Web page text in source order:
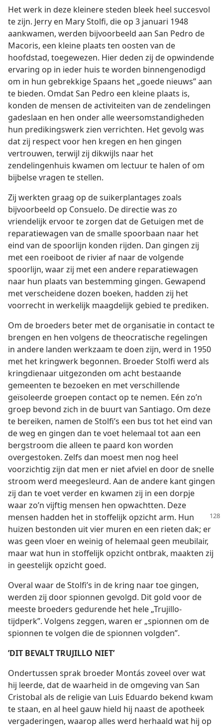
Het werk in deze kleinere steden bleek heel succesvol
te zijn. Jerry en Mary Stolfi, die op 3 januari 1948
aankwamen, werden bijvoorbeeld aan San Pedro de
Macoris, een kleine plaats ten oosten van de
hoofdstad, toegewezen. Hier deden zij de opwindende
ervaring op in ieder huis te worden binnengenodigd
om in hun gebrekkige Spaans het „goede nieuws” aan
te bieden. Omdat San Pedro een kleine plaats is,
konden de mensen de activiteiten van de zendelingen
gadeslaan en hen onder alle weersomstandigheden
hun predikingswerk zien verrichten. Het gevolg was
dat zij respect voor hen kregen en hen gingen
vertrouwen, terwijl zij dikwijls naar het
zendelingenhuis kwamen om lectuur te halen of om
bijbelse vragen te stellen.
Zij werkten graag op de suikerplantages zoals
bijvoorbeeld op Consuelo. De directie was zo
vriendelijk ervoor te zorgen dat de Getuigen met de
reparatiewagen van de smalle spoorbaan naar het
eind van de spoorlijn konden rijden. Dan gingen zij
met een roeiboot de rivier af naar de volgende
spoorlijn, waar zij met een andere reparatiewagen
naar hun plaats van bestemming gingen. Gewapend
met verscheidene dozen boeken, hadden zij het
voorrecht in werkelijk maagdelijk gebied te prediken.
Om de broeders beter met de organisatie in contact te
brengen en hen volgens de theocratische regelingen
in andere landen werkzaam te doen zijn, werd in 1950
met het kringwerk begonnen. Broeder Stolfi werd als
kringdienaar uitgezonden om acht bestaande
gemeenten te bezoeken en met verschillende
geïsoleerde groepen contact op te nemen. Eén zo’n
groep bevond zich in de buurt van Santiago. Om deze
te bereiken, namen de Stolfi’s een bus tot het eind van
de weg en gingen dan te voet helemaal tot aan een
bergstroom die alleen te paard kon worden
overgestoken. Zelfs dan moest men nog heel
voorzichtig zijn dat men er niet afviel en door de snelle
stroom werd meegesleurd. Aan de andere kant gingen
zij dan te voet verder en kwamen zij in een dorpje
waar zo’n vijftig mensen hen opwachtten. Deze
mensen hadden het in stoffelijk opzicht arm. Hun
huizen bestonden uit vier muren en een rieten dak; er
was geen vloer en weinig of helemaal geen meubilair,
maar wat hun in stoffelijk opzicht ontbrak, maakten zij
in geestelijk opzicht goed.
Overal waar de Stolfi’s in de kring naar toe gingen,
werden zij door spionnen gevolgd. Dit gold voor de
meeste broeders gedurende het hele „Trujillo-
tijdperk”. Volgens zeggen, waren er „spionnen om de
spionnen te volgen die de spionnen volgden”.
’DIT BEVALT TRUJILLO NIET’
Ondertussen sprak broeder Montás zoveel over wat
hij leerde, dat de waarheid in de omgeving van San
Cristobal als de religie van Luis Eduardo bekend kwam
te staan, en al heel gauw hield hij naast de apotheek
vergaderingen, waarop alles werd herhaald wat hij op